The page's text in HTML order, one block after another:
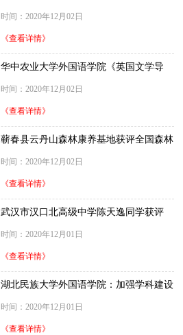
时间：2020年12月02日
《查看详情》
华中农业大学外国语学院《英国文学导
时间：2020年12月02日
《查看详情》
蕲春县云丹山森林康养基地获评全国森林
时间：2020年12月02日
《查看详情》
武汉市汉口北高级中学陈天逸同学获评
时间：2020年12月01日
《查看详情》
湖北民族大学外国语学院：加强学科建设
时间：2020年12月01日
《查看详情》